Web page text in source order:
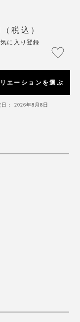
（税込）
に入り登録
エーションを選ぶ
： 2026年8月8日